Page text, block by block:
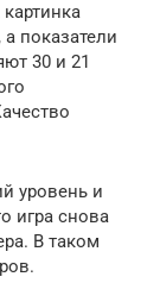
показатели
30 и 21
уровень и
игра снова
В таком